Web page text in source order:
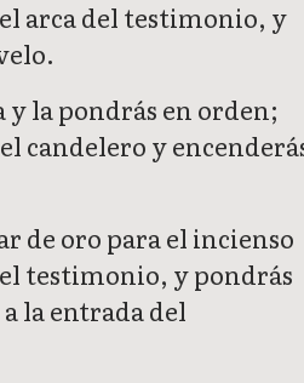
arca del testimonio, y
y la pondrás en orden;
candelero y
de oro para el incienso
testimonio, y pondrás
la entrada del